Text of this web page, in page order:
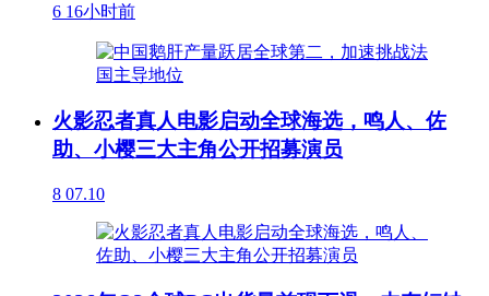
6 16小时前
火影忍者真人电影启动全球海选，鸣人、佐
助、小樱三大主角公开招募演员
8 07.10